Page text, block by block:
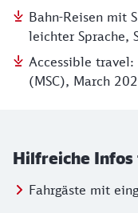
Bahn-Reisen mit
leichter Sprache,
Accessible
(MSC), March
Hilfreiche Infos
Fahrgäste mit